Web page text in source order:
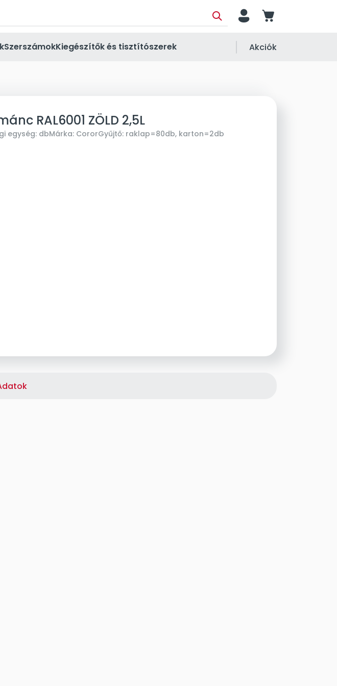
person cart
SzerszámokKiegészítők és tisztítószerek Akciók
RAL6001 ZÖLD 2,5L
egység: dbMárka: CororGyűjtő: raklap=80db, karton=2db